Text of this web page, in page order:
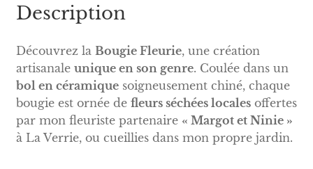
Description
Découvrez la Bougie Fleurie, une création
artisanale unique en son genre. Coulée dans un
bol en céramiquesoigneusement chiné, chaque
bougie est ornée de fleurs séchées localesoffertes
par mon fleuriste partenaire « Margot et Ninie »
à La Verrie, ou cueillies dans mon propre jardin.